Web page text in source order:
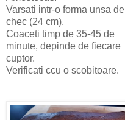
Varsati intr-o forma unsa de
chec (24 cm).
Coaceti timp de 35-45 de
minute, depinde de fiecare
cuptor.
Verificati ccu o scobitoare.